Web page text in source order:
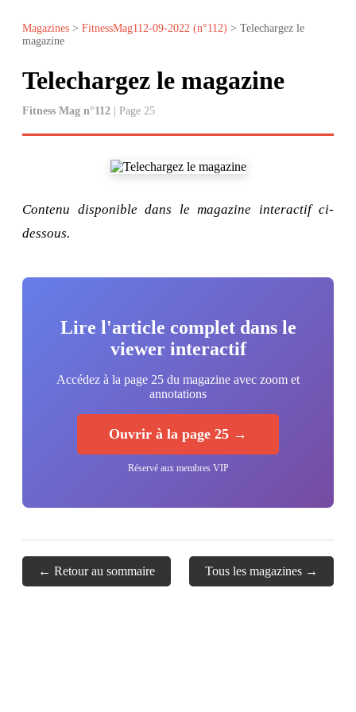
Magazines > FitnessMag112-09-2022 (n°112) > Telechargez le
magazine
Telechargez le magazine
Fitness Mag n°112 | Page 25
Contenu disponible dans le magazine interactif ci-
dessous.
Lire l'article complet dans le
viewer interactif
Accédez à la page 25 du magazine avec zoom et
annotations
Ouvrir à la page 25 →
Réservé aux membres VIP
← Retour au sommaire Tous les magazines →